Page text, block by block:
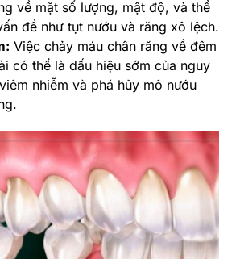
về mặt số lượng, mật độ, và thể
đề như tụt nướu và răng xô lệch.
Việc chảy máu chân răng về đêm
có thể là dấu hiệu sớm của nguy
nhiễm và phá hủy mô nướu